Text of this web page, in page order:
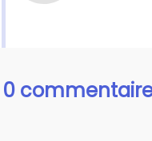
0